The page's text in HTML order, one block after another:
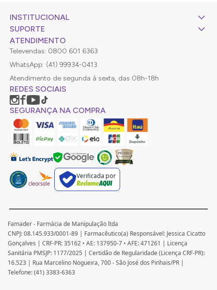
INSTITUCIONAL
SUPORTE
ATENDIMENTO
Televendas: 0800 601 6363
WhatsApp: (41) 99934-0413
Atendimento de segunda à sexta, das 08h-18h
REDES SOCIAIS
SEGURANÇA NA COMPRA
Verificada por
Famader - Farmácia de Manipulação ltda
CNPJ: 08.145.933/0001-89 | Farmacêutico(a) Responsável: Jessica Cicatto
Gonçalves | CRF-PR: 35162 • AE: 137950-7 • AFE: 471261 | Licença
Sanitária PMSJP: 1177/2025 | Certidão de Regularidade (Licença CRF-PR):
16.523 | Rua Marcelino Nogueira, 700 - São José dos Pinhais/PR |
Telefone: (41) 3383-6363